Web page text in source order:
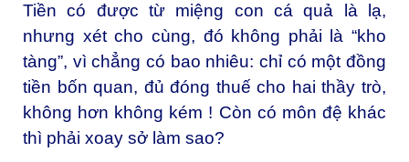
Tiền có được từ miệng con cá quả là lạ,
nhưng xét cho cùng, đó không phải là “kho
tàng”, vì chẳng có bao nhiêu: chỉ có một đồng
tiền bốn quan, đủ đóng thuế cho hai thầy trò,
không hơn không kém ! Còn có môn đệ khác
thì phải xoay sở làm sao?